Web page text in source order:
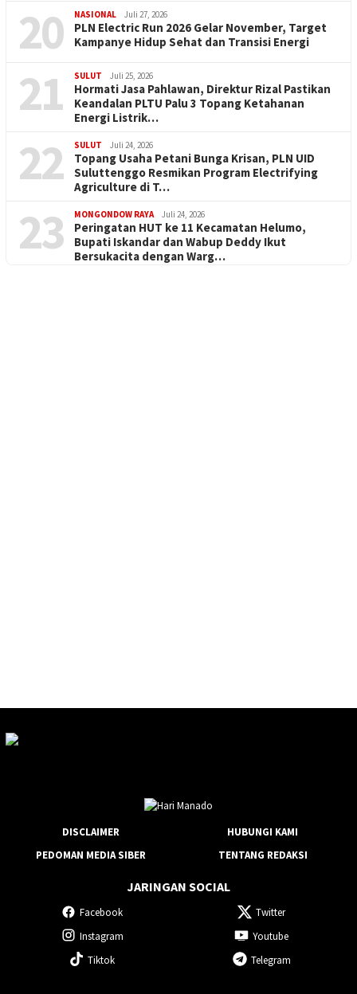
20 NASIONAL Juli 27, 2026
PLN Electric Run 2026 Gelar November, Target
Kampanye Hidup Sehat dan Transisi Energi
21 SULUT Juli 25, 2026
Hormati Jasa Pahlawan, Direktur Rizal Pastikan
Keandalan PLTU Palu 3 Topang Ketahanan
Energi Listrik…
22 SULUT Juli 24, 2026
Topang Usaha Petani Bunga Krisan, PLN UID
Suluttenggo Resmikan Program Electrifying
Agriculture di T…
23 MONGONDOW RAYA Juli 24, 2026
Peringatan HUT ke 11 Kecamatan Helumo,
Bupati Iskandar dan Wabup Deddy Ikut
Bersukacita dengan Warg…
DISCLAIMER
HUBUNGI KAMI
PEDOMAN MEDIA SIBER
TENTANG REDAKSI
JARINGAN SOCIAL
Facebook
Twitter
Instagram
Youtube
Tiktok
Telegram